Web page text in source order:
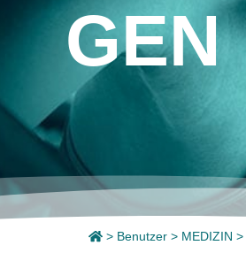
> Benutzer> MEDIZIN >
GEN